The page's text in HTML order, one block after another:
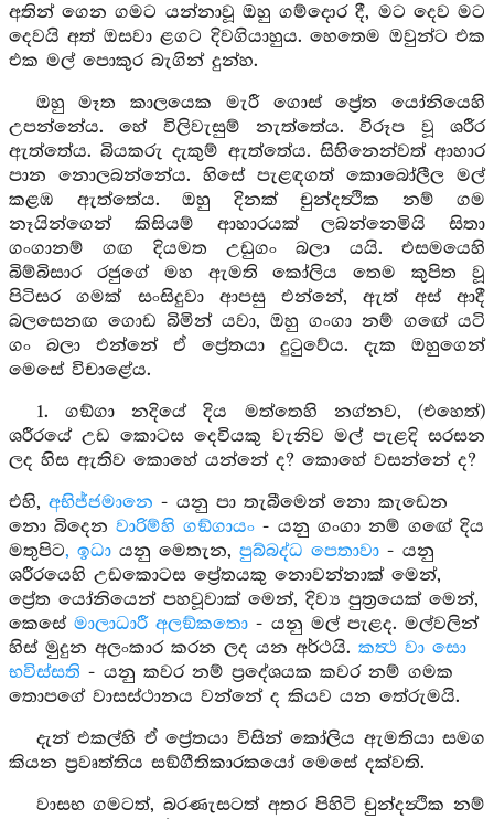
අතින් ගෙන ගමට යන්නාවූ ඔහු ගම්දොර දී, මට දෙව මට
දෙවයි අත් ඔසවා ළගට දිවගියාහුය. හෙතෙම ඔවුන්ට එක
එක මල් පොකුර බැගින් දුන්හ.
ඔහු මෑත කාලයෙක මැරී ගොස් ප්‍රේත යෝනියෙහි
උපන්නේය. හේ විලිවැසුම් නැත්තේය. විරූප වූ ශරීර
ඇත්තේය. බියකරු දැකුම් ඇත්තේය. සිහිනෙන්වත් ආහාර
පාන නොලබන්නේය. හිසේ පැළඳගත් කොබෝලීල මල්
කළඹ ඇත්තේය. ඔහු දිනක් චුන්දත්‍ථික නම් ගම
නෑයින්ගෙන් කිසියම් ආහාරයක් ලබන්නෙමියි සිතා
ගංගානම් ගඟ දියමත උඩුගං බලා යයි. එසමයෙහි
බිම්බිසාර රජුගේ මහ ඇමති කෝලිය තෙම කුපිත වූ
පිටිසර ගමක් සංසිදුවා ආපසු එන්නේ, ඇත් අස් ආදී
බලසෙනඟ ගොඩ බිමින් යවා, ඔහු ගංගා නම් ගඟේ යටි
ගං බලා එන්නේ ඒ ප්‍රේතයා දුටුවේය. දැක ඔහුගෙන්
මෙසේ විචාළේය.
1. ගඞ්ගා නදියේ දිය මත්තෙහි නග්නව, (එහෙත්)
ශරීරයේ උඩ කොටස දෙවියකු වැනිව මල් පැළදි සරසන
ලද හිස ඇතිව කොහේ යන්නේ ද? කොහේ වසන්නේ ද?
එහි, අභිජ්ජමානෙ - යනු පා තැබීමෙන් නො කැඩෙන
නො බිදෙන වාරිම්හි ගඞ්ගායං - යනු ගංගා නම් ගඟේ දිය
මතුපිට, ඉධා යනු මෙතැන, පුබ්බද්ධ පෙතාවා - යනු
ශරීරයෙහි උඩකොටස ප්‍රේතයකු නොවන්නාක් මෙන්,
ප්‍රේත යෝනියෙන් පහවූවාක් මෙන්, දිව්‍ය පුත්‍රයෙක් මෙන්,
කෙසේ මාලාධාරී අලඞ්කතො - යනු මල් පැළද. මල්වලින්
හිස් මුදුන අලංකාර කරන ලද යන අර්ථයි. කත්‍ථ වා සො
භවිස්සති - යනු කවර නම් ප්‍රදේශයක කවර නම් ගමක
තොපගේ වාසස්ථානය වන්නේ ද කියව යන තේරුමයි.
දැන් එකල්හි ඒ ප්‍රේතයා විසින් කෝලිය ඇමතියා සමග
කියන ප්‍රවෘත්තිය සඞ්ගීතිකාරකයෝ මෙසේ දක්වති.
වාසභ ගමටත්, බරණැසටත් අතර පිහිටි චුන්දන්‍ථික නම්